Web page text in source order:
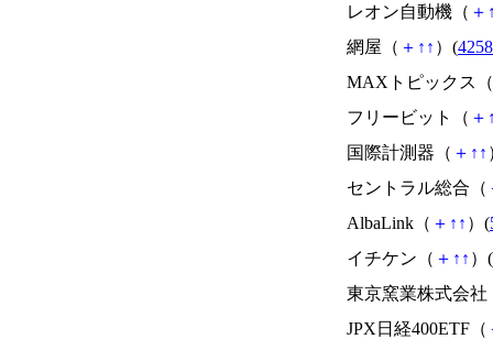
レオン自動機（ ＋
網屋（ ＋ ↑ ↑ ）(4258
MAXトピックス（
フリービット（ ＋
国際計測器（ ＋ ↑ ↑
セントラル総合（
AlbaLink（ ＋ ↑ ↑ ）(
イチケン（ ＋ ↑ ↑ ）(
東京窯業株式会社
JPX日経400ETF（